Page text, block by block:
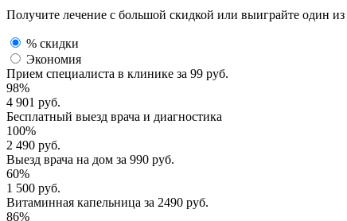
Получите лечение с большой скидкой или выиграйте один из
% скидки
Экономия
Прием специалиста в клинике за 99 руб.
98%
4 901 руб.
Бесплатный выезд врача и диагностика
100%
2 490 руб.
Выезд врача на дом за 990 руб.
60%
1 500 руб.
Витаминная капельница за 2490 руб.
86%